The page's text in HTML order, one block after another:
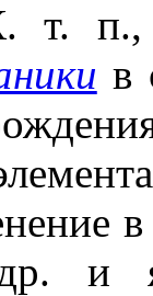
т. п.,
в
и